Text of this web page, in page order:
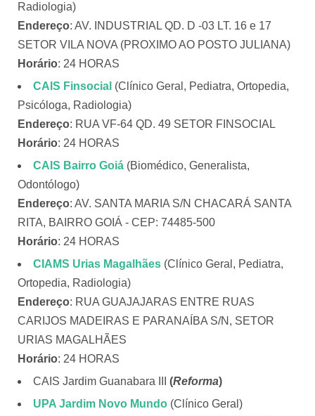
Radiologia)
Endereço: AV. INDUSTRIAL QD. D -03 LT. 16 e 17
SETOR VILA NOVA (PROXIMO AO POSTO JULIANA)
Horário: 24 HORAS
CAIS Finsocial (Clínico Geral, Pediatra, Ortopedia,
Psicóloga, Radiologia)
Endereço: RUA VF-64 QD. 49 SETOR FINSOCIAL
Horário: 24 HORAS
CAIS Bairro Goiá (Biomédico, Generalista,
Odontólogo)
Endereço: AV. SANTA MARIA S/N CHACARÁ SANTA
RITA, BAIRRO GOIÁ - CEP: 74485-500
Horário: 24 HORAS
CIAMS Urias Magalhães (Clínico Geral, Pediatra,
Ortopedia, Radiologia)
Endereço: RUA GUAJAJARAS ENTRE RUAS
CARIJOS MADEIRAS E PARANAÍBA S/N, SETOR
URIAS MAGALHÃES
Horário: 24 HORAS
CAIS Jardim Guanabara III (Reforma)
UPA Jardim Novo Mundo (Clínico Geral)